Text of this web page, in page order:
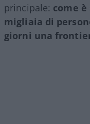
principale: come
migliaia di
giorni una